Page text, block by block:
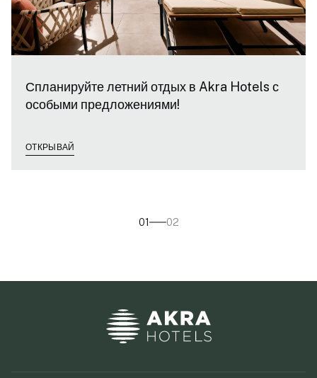
Спланируйте летний отдых в Akra Hotels с
особыми предложениями!
ОТКРЫВАЙ
01 02